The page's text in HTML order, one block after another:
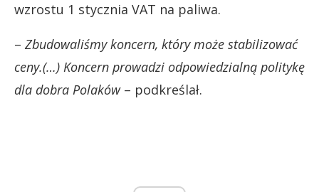
wzrostu 1 stycznia VAT na paliwa.
– Zbudowaliśmy koncern, który może stabilizować
ceny.(…) Koncern prowadzi odpowiedzialną politykę
dla dobra Polaków– podkreślał.